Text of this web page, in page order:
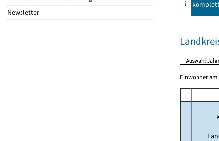
Newsletter
komplett
Einwohner am